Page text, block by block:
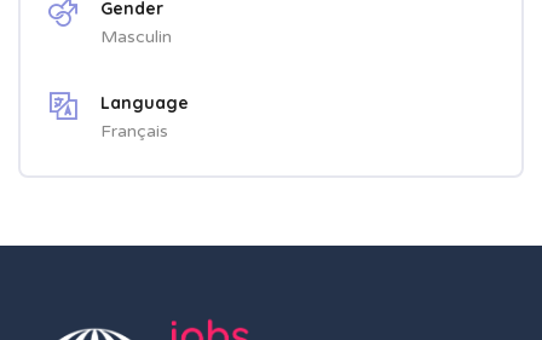
Gender
Masculin
Language
Français